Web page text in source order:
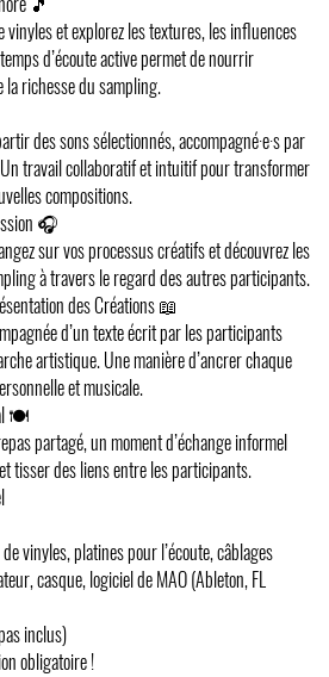
vinyles et explorez les textures, les influences
d’écoute active permet de nourrir
la richesse du sampling.
des sons sélectionnés, accompagné·e·s par
travail collaboratif et intuitif pour transformer
compositions.
🎧
sur vos processus créatifs et découvrez les
à travers le regard des autres participants.
des Créations 📖
d’un texte écrit par les participants
artistique. Une manière d’ancrer chaque
et musicale.
🍽
partagé, un moment d’échange informel
tisser des liens entre les participants.
vinyles, platines pour l’écoute, câblages
casque, logiciel de MAO (Ableton, FL
inclus)
obligatoire !